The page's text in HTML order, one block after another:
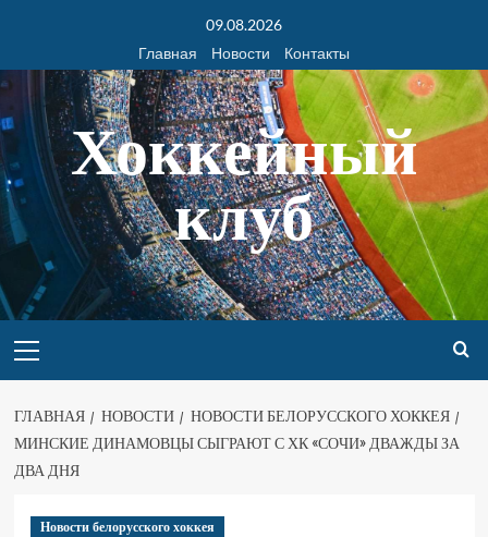
09.08.2026
Главная
Новости Контакты
Хоккейный
клуб
ГЛАВНАЯ НОВОСТИ
НОВОСТИ БЕЛОРУССКОГО ХОККЕЯ
МИНСКИЕ ДИНАМОВЦЫ СЫГРАЮТ С ХК «СОЧИ» ДВАЖДЫ ЗА
ДВА ДНЯ
Новости белорусского хоккея